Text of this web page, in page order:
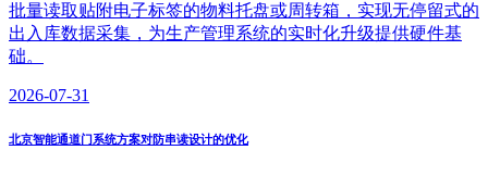
批量读取贴附电子标签的物料托盘或周转箱，实现无停留式的
出入库数据采集，为生产管理系统的实时化升级提供硬件基
础。
2026-07-31
北京智能通道门系统方案对防串读设计的优化